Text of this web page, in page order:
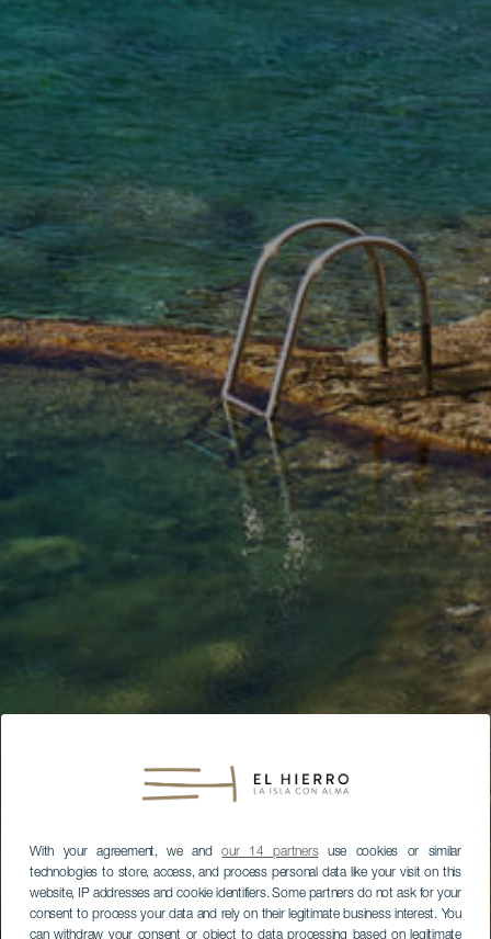
With your agreement, we andour 14 partnersuse cookies or similar
technologies to store, access, and process personal data like your visit on this
website, IP addresses and cookie identifiers. Some partners do not ask for your
consent to process your data and rely on their legitimate business interest. You
can withdraw your consent or object to data processing based on legitimate